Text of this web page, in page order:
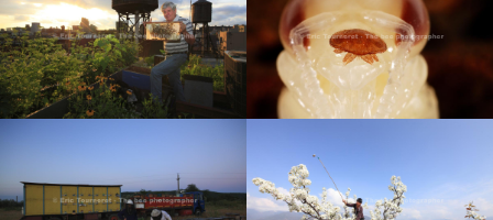
POLLINISATION
AMÉRIQUE CENTRALE :
L’ABEILLE SANS DARD